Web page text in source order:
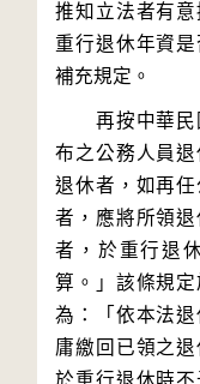
推知立法者有
重行退休年資
再按中華民
布之公務人員
退休者，如再
者，應將所領
者，於重行退
算。」該條規
為：「依本法
庸繳回已領之
於重行退休時